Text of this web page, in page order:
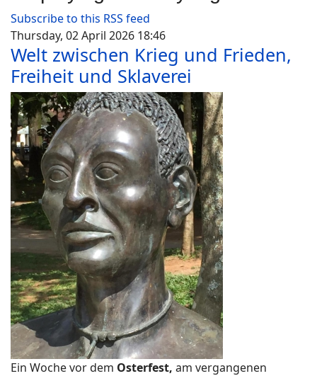
Subscribe to this RSS feed
Thursday, 02 April 2026 18:46
Welt zwischen Krieg und Frieden,
Freiheit und Sklaverei
Ein Woche vor dem Osterfest, am vergangenen